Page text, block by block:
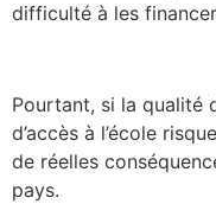
difficulté à les
Pourtant, si la qualité
d’accès à l’école
de réelles
pays.